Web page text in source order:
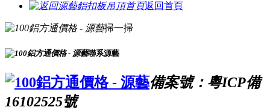
返回首頁
掃一掃
聯系源藝
備案號：粵ICP備
16102525號